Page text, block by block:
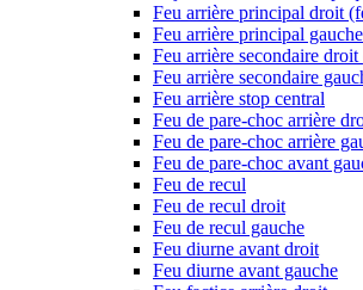
Feu arrière principal droit
Feu arrière principal
Feu arrière secondaire
Feu arrière secondaire
Feu arrière stop central
Feu de pare-choc arrière
Feu de pare-choc arrière
Feu de pare-choc avant
Feu de recul
Feu de recul droit
Feu de recul gauche
Feu diurne avant droit
Feu diurne avant gauche